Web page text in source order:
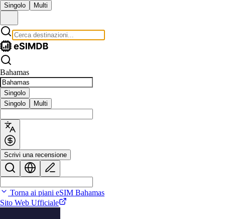
Singolo Multi
Bahamas
Singolo
Singolo
Multi
Scrivi una recensione
Torna ai piani eSIM Bahamas
Sito Web Ufficiale